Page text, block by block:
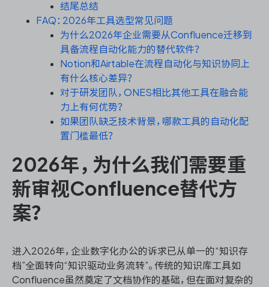
结尾总结
FAQ：2026年工具选型常见问题
为什么2026年企业需要从Confluence迁移到
具备流程自动化能力的替代软件？
Notion和Airtable在流程自动化与知识协同上
有什么核心差异？
对于研发团队，ONES相比其他工具在融合能
力上有何优势？
如果团队缺乏技术背景，哪款工具的自动化配
置门槛最低？
2026年，为什么我们需要重
新审视Confluence替代方
案？
进入2026年，企业数字化办公的诉求已从单一的“知识存
档”全面转向“知识驱动业务流转”。传统的知识库工具如
Confluence虽然奠定了文档协作的基础，但在面对复杂的